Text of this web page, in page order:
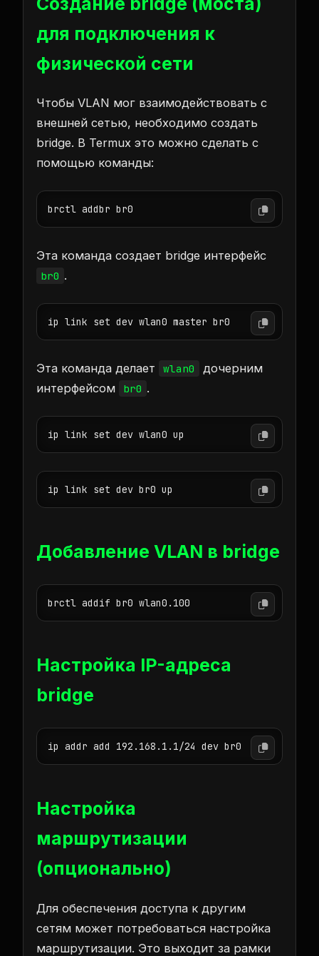
для подключения к
физической сети
Чтобы VLAN мог взаимодействовать с
внешней сетью, необходимо создать
bridge. В Termux это можно сделать с
помощью команды:
brctl addbr br0
Эта команда создает bridge интерфейс
br0 .
ip link set dev wlan0 master br0
Эта команда делает wlan0
дочерним
интерфейсом
br0 .
ip link set dev wlan0 up
ip link set dev br0 up
Добавление VLAN в bridge
brctl addif br0 wlan0.100
Настройка IP-адреса
bridge
ip addr add 192.168.1.1/24 dev br0
Настройка
маршрутизации
(опционально)
Для обеспечения доступа к другим
сетям может потребоваться настройка
маршрутизации. Это выходит за рамки